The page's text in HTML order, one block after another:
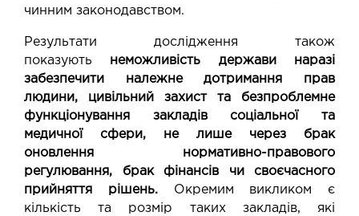
чинним законодавством.
Результати дослідження також
показують неможливість держави наразі
забезпечити належне дотримання прав
людини, цивільний захист та безпроблемне
функціонування закладів соціальної та
медичної сфери, не лише через брак
оновлення нормативно-правового
регулювання, брак фінансів чи своєчасного
прийняття рішень.Окремим викликом є
кількість та розмір таких закладів, які